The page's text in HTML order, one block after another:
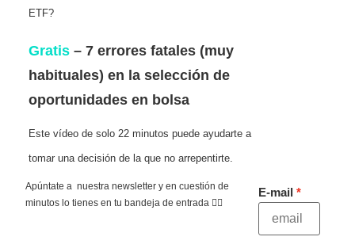
ETF?
Gratis – 7 errores fatales (muy
habituales) en la selección de
oportunidades en bolsa
Este vídeo de solo 22 minutos puede ayudarte a
tomar una decisión de la que no arrepentirte.
Apúntate a nuestra newsletter y en cuestión de
minutos lo tienes en tu bandeja de entrada 👇🏻
E-mail